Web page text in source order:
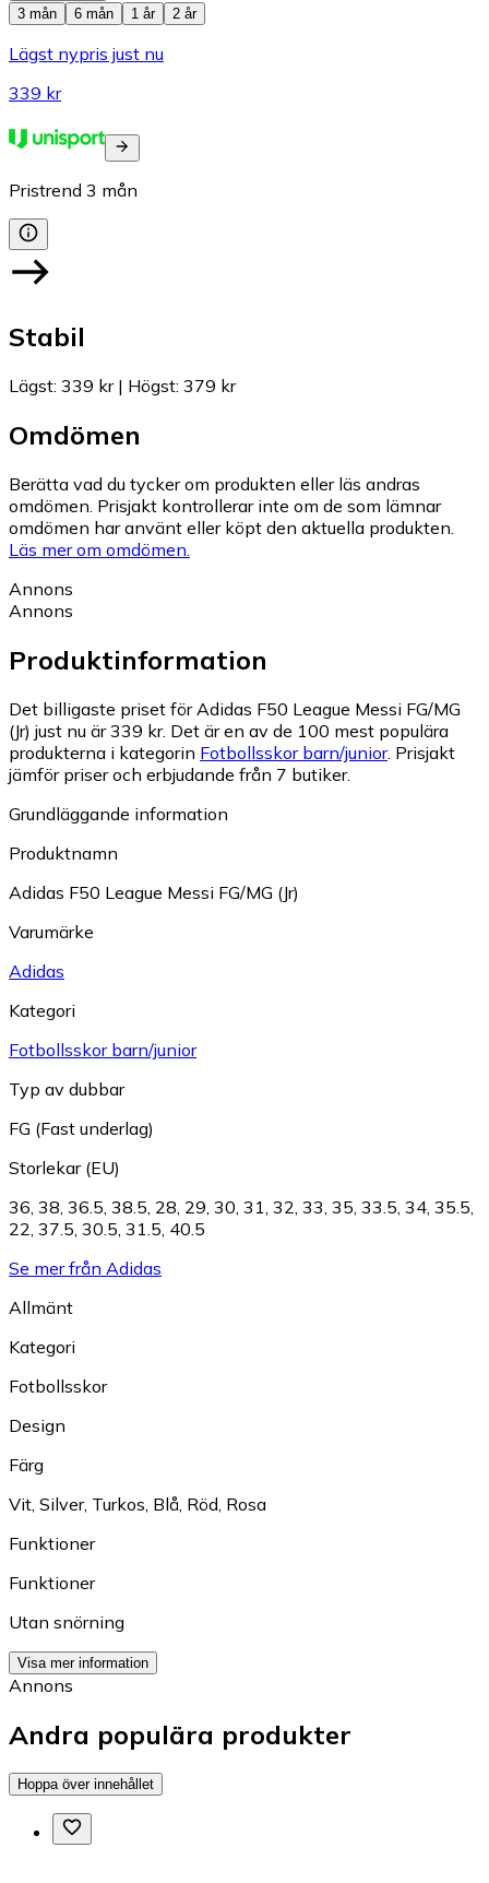
3 mån 6 mån 1 år 2 år
Lägst nypris just nu
339 kr
Pristrend 3 mån
Stabil
Lägst: 339 kr| Högst: 379 kr
Omdömen
Berätta vad du tycker om produkten eller läs andras
omdömen. Prisjakt kontrollerar inte om de som lämnar
omdömen har använt eller köpt den aktuella produkten.
Läs mer om omdömen.
Annons
Annons
Produktinformation
Det billigaste priset för Adidas F50 League Messi FG/MG
(Jr) just nu är 339 kr. Det är en av de 100 mest populära
produkterna i kategorin Fotbollsskor barn/junior. Prisjakt
jämför priser och erbjudande från 7 butiker.
Grundläggande information
Produktnamn
Adidas F50 League Messi FG/MG (Jr)
Varumärke
Adidas
Kategori
Fotbollsskor barn/junior
Typ av dubbar
FG (Fast underlag)
Storlekar (EU)
36 38 36.5 38.5 28 29 30 31 32 33 35 33.5 34 35.5
22 37.5 30.5 31.5 40.5
Se mer från Adidas
Allmänt
Kategori
Fotbollsskor
Design
Färg
Vit Silver, Turkos Blå Röd Rosa
Funktioner
Funktioner
Utan snörning
Visa mer information
Annons
Andra populära produkter
Hoppa över innehållet